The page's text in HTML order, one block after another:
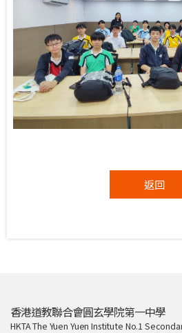
返回
香港道教聯合會圓玄學院第一中學
HKTA The Yuen Yuen Institute No.1